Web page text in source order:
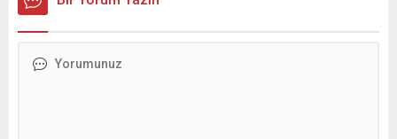
ruhunu birlikte yaşamak için